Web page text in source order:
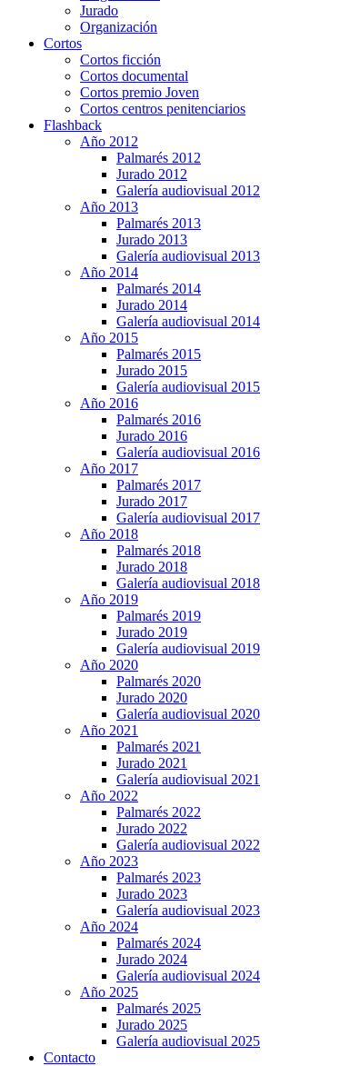
Jurado
Organización
Cortos
Cortos ficción
Cortos documental
Cortos premio Joven
Cortos centros penitenciarios
Flashback
Año 2012
Palmarés 2012
Jurado 2012
Galería audiovisual 2012
Año 2013
Palmarés 2013
Jurado 2013
Galería audiovisual 2013
Año 2014
Palmarés 2014
Jurado 2014
Galería audiovisual 2014
Año 2015
Palmarés 2015
Jurado 2015
Galería audiovisual 2015
Año 2016
Palmarés 2016
Jurado 2016
Galería audiovisual 2016
Año 2017
Palmarés 2017
Jurado 2017
Galería audiovisual 2017
Año 2018
Palmarés 2018
Jurado 2018
Galería audiovisual 2018
Año 2019
Palmarés 2019
Jurado 2019
Galería audiovisual 2019
Año 2020
Palmarés 2020
Jurado 2020
Galería audiovisual 2020
Año 2021
Palmarés 2021
Jurado 2021
Galería audiovisual 2021
Año 2022
Palmarés 2022
Jurado 2022
Galería audiovisual 2022
Año 2023
Palmarés 2023
Jurado 2023
Galería audiovisual 2023
Año 2024
Palmarés 2024
Jurado 2024
Galería audiovisual 2024
Año 2025
Palmarés 2025
Jurado 2025
Galería audiovisual 2025
Contacto